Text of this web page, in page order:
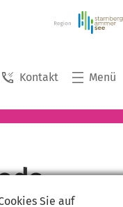
Kontakt Menü
Sie auf